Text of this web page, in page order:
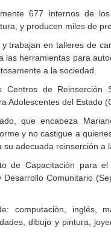
677 internos de
y producen miles de
trabajan en talleres de
herramientas para
a la sociedad.
Centros de
Adolescentes del Estado
que encabeza
y no castigue a
adecuada reinserción a
de Capacitación para
Comunitario
computación, inglés,
dibujo y pintura,